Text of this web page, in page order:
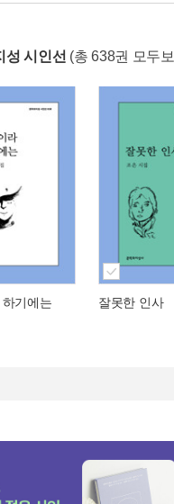
성 시인선 (총 638권 모두
기에는 잘못한 인사